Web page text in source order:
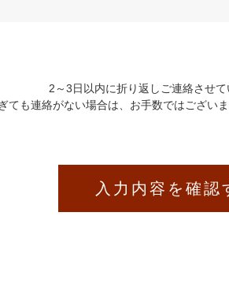
2～3日以内に折り返しご連絡させて
ても連絡がない場合は、お手数ではござい
入力内容を確認